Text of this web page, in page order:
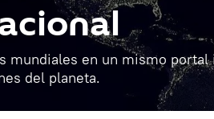
mundiales en un mismo
del planeta.